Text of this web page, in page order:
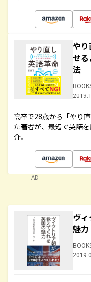
や
せる
法
高卒で28歳から「やり
た著者が、最短で英語
介。
AD
ヴ
魅力